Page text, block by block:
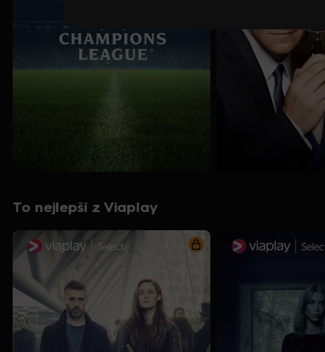
To nejlepší z Viaplay